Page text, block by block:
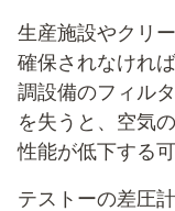
生産施設やクリ
確保されなけれ
調設備のフィル
を失うと、空気
性能が低下する
テストーの差圧